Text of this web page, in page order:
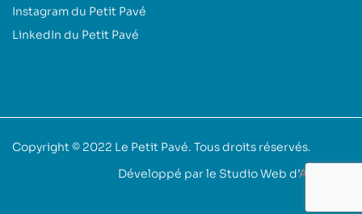
Instagram du Petit Pavé
LinkedIn du Petit Pavé
Copyright © 2022 Le Petit Pavé. Tous droits réservés.
Développé par le Studio Web d’Akoufen